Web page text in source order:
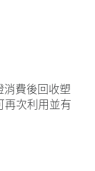
費後回收塑
接線、以及包
次利用並有